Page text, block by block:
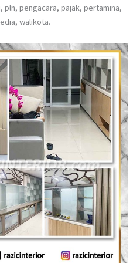
pln, pengacara, pajak, pertamina,
walikota.